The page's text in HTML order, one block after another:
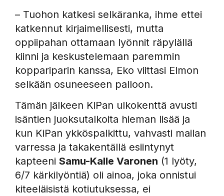
– Tuohon katkesi selkäranka, ihme ettei
katkennut kirjaimellisesti, mutta
oppiipahan ottamaan lyönnit räpylällä
kiinni ja keskustelemaan paremmin
koppariparin kanssa, Eko viittasi Elmon
selkään osuneeseen palloon.
Tämän jälkeen KiPan ulkokenttä avusti
isäntien juoksutalkoita hieman lisää ja
kun KiPan ykköspalkittu, vahvasti mailan
varressa ja takakentällä esiintynyt
kapteeni Samu-Kalle Varonen (1 lyöty,
6/7 kärkilyöntiä) oli ainoa, joka onnistui
kiteeläisistä kotiutuksessa, ei